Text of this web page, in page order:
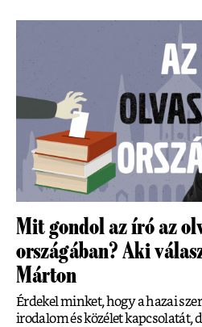
Mit gondol az író az
országában? Aki
Márton
Érdekel minket, hogy a hazai
irodalom és közélet kapcsolatát,